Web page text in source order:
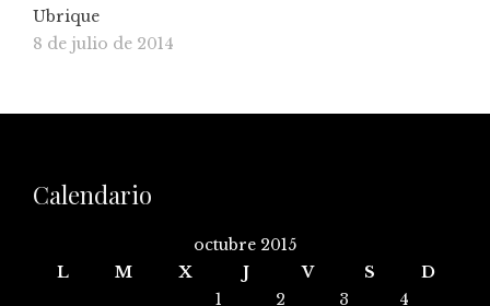
Ubrique
8 de julio de 2014
Calendario
octubre 2015
L
M X J V S
D
1
2 3
4